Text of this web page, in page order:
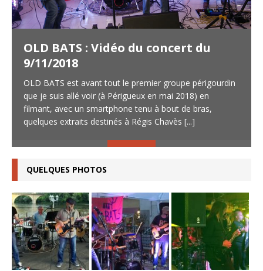
OLD BATS : Vidéo du concert du
9/11/2018
OLD BATS est avant tout le premier groupe périgourdin
que je suis allé voir (à Périgueux en mai 2018) en
filmant, avec un smartphone tenu à bout de bras,
quelques extraits destinés à Régis Chavès [...]
QUELQUES PHOTOS